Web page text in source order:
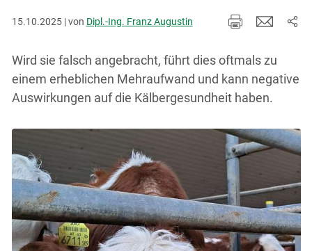
15.10.2025 | von Dipl.-Ing. Franz Augustin
Wird sie falsch angebracht, führt dies oftmals zu
einem erheblichen Mehr­aufwand und kann negative
Auswirkungen auf die Kälbergesundheit haben.